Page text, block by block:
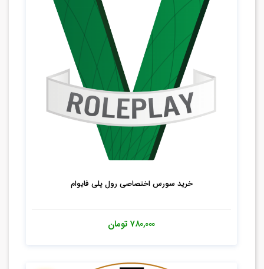
خرید سورس اختصاصی رول پلی فایوام
۷۸۰,۰۰۰ تومان